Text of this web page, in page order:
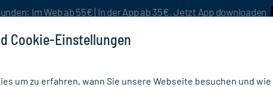
Im Web ab 55€ | In der App ab 35€. Jetzt App downloaden
Cookie-Einstellungen
um zu erfahren, wann Sie unsere Webseite besuchen und wie